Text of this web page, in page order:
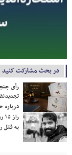
در بحث مشارکت کنید
رأی
به قتل